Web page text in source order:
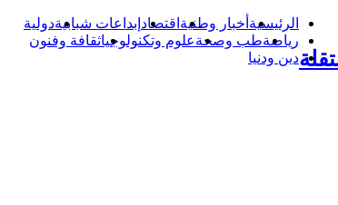
الرئيسية أخبار وطنية اقتصاد إبداعات شبابيةدولية
رياضةطب وصحةعلوم وتكنولوجياثقافة وفنون
دين ودنيا